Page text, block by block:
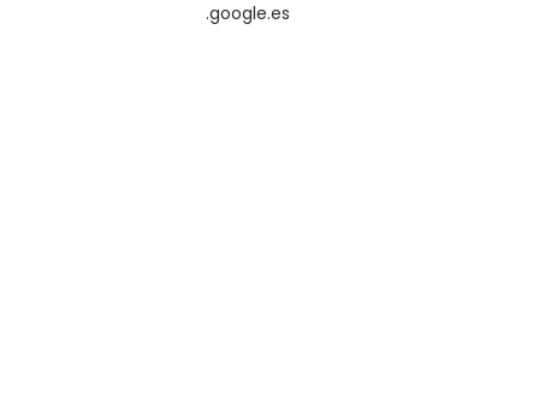
.google.es